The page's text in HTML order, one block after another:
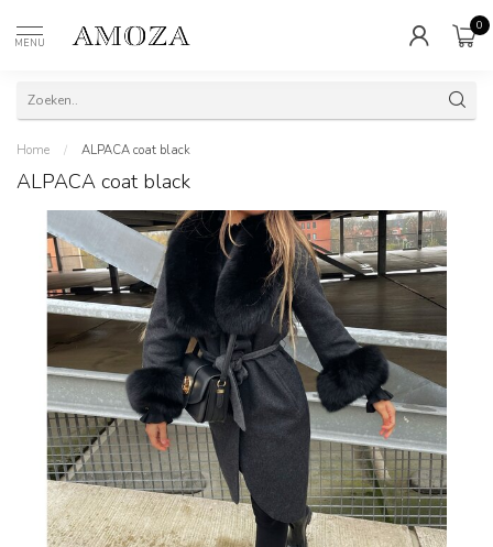
MENU
0
Home / ALPACA coat black
ALPACA coat black